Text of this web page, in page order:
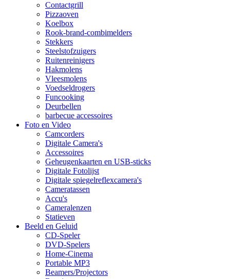
Contactgrill
Pizzaoven
Koelbox
Rook-brand-combimelders
Stekkers
Steelstofzuigers
Ruitenreinigers
Hakmolens
Vleesmolens
Voedseldrogers
Funcooking
Deurbellen
barbecue accessoires
Foto en Video
Camcorders
Digitale Camera's
Accessoires
Geheugenkaarten en USB-sticks
Digitale Fotolijst
Digitale spiegelreflexcamera's
Cameratassen
Accu's
Cameralenzen
Statieven
Beeld en Geluid
CD-Speler
DVD-Spelers
Home-Cinema
Portable MP3
Beamers/Projectors